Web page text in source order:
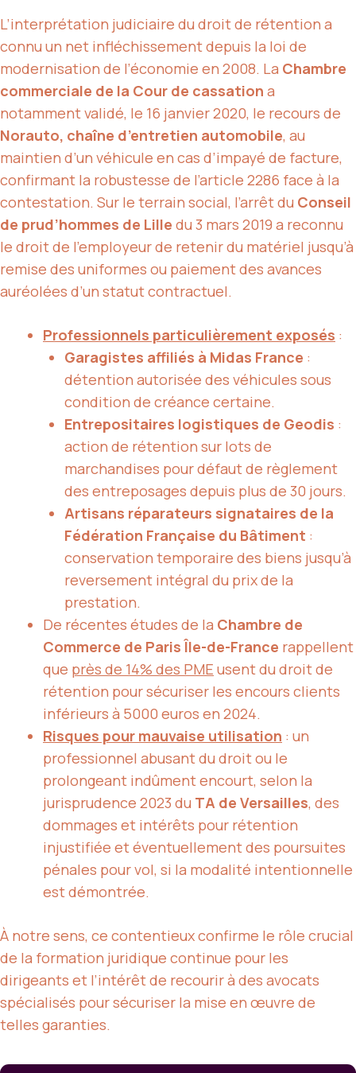
L’interprétation judiciaire du droit de rétention a
connu un net infléchissement depuis la loi de
modernisation de l’économie en 2008. La Chambre
commerciale de la Cour de cassation a
notamment validé, le 16 janvier 2020, le recours de
Norauto, chaîne d’entretien automobile, au
maintien d’un véhicule en cas d’impayé de facture,
confirmant la robustesse de l’article 2286 face à la
contestation. Sur le terrain social, l’arrêt du Conseil
de prud’hommes de Lille du 3 mars 2019 a reconnu
le droit de l’employeur de retenir du matériel jusqu’à
remise des uniformes ou paiement des avances
auréolées d’un statut contractuel.
Professionnels particulièrement exposés :
Garagistes affiliés à Midas France :
détention autorisée des véhicules sous
condition de créance certaine.
Entrepositaires logistiques de Geodis :
action de rétention sur lots de
marchandises pour défaut de règlement
des entreposages depuis plus de 30 jours.
Artisans réparateurs signataires de la
Fédération Française du Bâtiment :
conservation temporaire des biens jusqu’à
reversement intégral du prix de la
prestation.
De récentes études de la Chambre de
Commerce de Paris Île-de-France rappellent
que près de 14% des PME usent du droit de
rétention pour sécuriser les encours clients
inférieurs à 5000 euros en 2024.
Risques pour mauvaise utilisation : un
professionnel abusant du droit ou le
prolongeant indûment encourt, selon la
jurisprudence 2023 du TA de Versailles, des
dommages et intérêts pour rétention
injustifiée et éventuellement des poursuites
pénales pour vol, si la modalité intentionnelle
est démontrée.
À notre sens, ce contentieux confirme le rôle crucial
de la formation juridique continue pour les
dirigeants et l’intérêt de recourir à des avocats
spécialisés pour sécuriser la mise en œuvre de
telles garanties.